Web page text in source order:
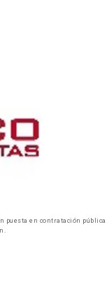
puesta en contratación pública